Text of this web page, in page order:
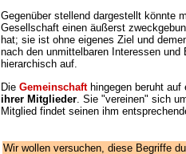
Gegenüber stellend dargestellt könnte
Gesellschaft einen äußerst
hat; sie ist ohne eigenes Ziel und
nach den unmittelbaren Interessen
hierarchisch auf.
Die Gemeinschafthingegen beruht auf
ihrer Mitglieder . Sie "vereinen" sich
Mitglied findet seinen ihm
Wir wollen versuchen, diese Begriffe